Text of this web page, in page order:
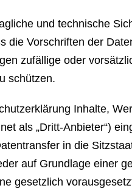
und technische
die Vorschriften der
zufällige oder
schützen.
Inhalte,
als „Dritt-Anbieter“)
in die
auf Grundlage einer
gesetzlich